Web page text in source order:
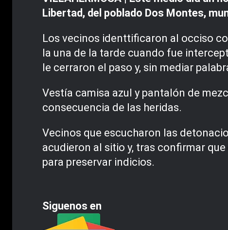
Libertad, del poblado Dos Montes,
Los vecinos identtificaron al occiso
la una de la tarde cuando fue
le cerraron el paso y, sin mediar
Vestía camisa azul y pantalón de
consecuencia de las heridas.
Vecinos que escucharon las
acudieron al sitio y, tras confirmar
para preservar indicios.
Siguenos en